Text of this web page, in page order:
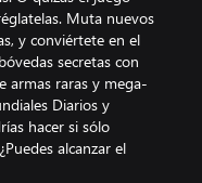
Muta nuevos
y conviértete en el
secretas con
armas raras y mega-
Diarios y
hacer si sólo
alcanzar el